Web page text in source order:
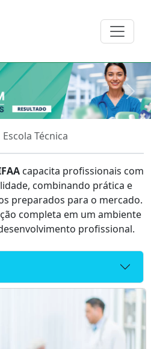
Escola Técnica
capacita profissionais com
combinando prática e
preparados para o mercado.
completa em um ambiente
profissional.